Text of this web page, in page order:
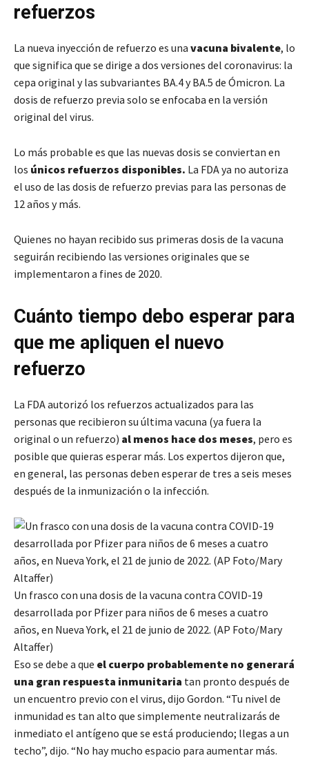
refuerzos
La nueva inyección de refuerzo es una vacuna bivalente, lo
que significa que se dirige a dos versiones del coronavirus: la
cepa original y las subvariantes BA.4 y BA.5 de Ómicron. La
dosis de refuerzo previa solo se enfocaba en la versión
original del virus.
Lo más probable es que las nuevas dosis se conviertan en
los únicos refuerzos disponibles. La FDA ya no autoriza
el uso de las dosis de refuerzo previas para las personas de
12 años y más.
Quienes no hayan recibido sus primeras dosis de la vacuna
seguirán recibiendo las versiones originales que se
implementaron a fines de 2020.
Cuánto tiempo debo esperar para
que me apliquen el nuevo
refuerzo
La FDA autorizó los refuerzos actualizados para las
personas que recibieron su última vacuna (ya fuera la
original o un refuerzo) al menos hace dos meses, pero es
posible que quieras esperar más. Los expertos dijeron que,
en general, las personas deben esperar de tres a seis meses
después de la inmunización o la infección.
Un frasco con una dosis de la vacuna contra COVID-19
desarrollada por Pfizer para niños de 6 meses a cuatro
años, en Nueva York, el 21 de junio de 2022. (AP Foto/Mary
Altaffer)
Eso se debe a que el cuerpo probablemente no generará
una gran respuesta inmunitaria tan pronto después de
un encuentro previo con el virus, dijo Gordon. “Tu nivel de
inmunidad es tan alto que simplemente neutralizarás de
inmediato el antígeno que se está produciendo; llegas a un
techo”, dijo. “No hay mucho espacio para aumentar más.